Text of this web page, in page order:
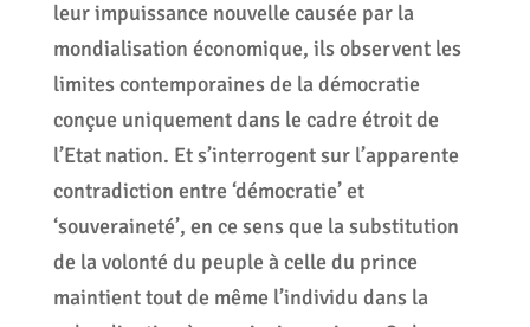
leur impuissance nouvelle causée par la
mondialisation économique, ils observent les
limites contemporaines de la démocratie
conçue uniquement dans le cadre étroit de
l’Etat nation. Et s’interrogent sur l’apparente
contradiction entre ‘démocratie’ et
‘souveraineté’, en ce sens que la substitution
de la volonté du peuple à celle du prince
maintient tout de même l’individu dans la